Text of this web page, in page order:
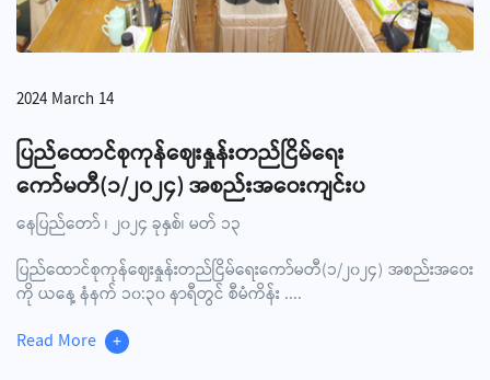
2024 March 14
ပြည်ထောင်စုကုန်ဈေးနှုန်းတည်ငြိမ်ရေး
ကော်မတီ(၁/၂၀၂၄) အစည်းအဝေးကျင်းပ
နေပြည်တော် ၊ ၂၀၂၄ ခုနှစ်၊ မတ် ၁၃
ပြည်ထောင်စုကုန်ဈေးနှုန်းတည်ငြိမ်ရေးကော်မတီ(၁/၂၀၂၄) အစည်းအဝေး
ကို ယနေ့ နံနက် ၁၀:၃၀ နာရီတွင် စီမံကိန်း ....
Read More +